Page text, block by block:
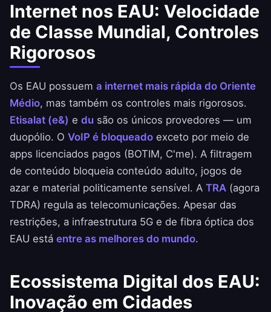
Internet nos EAU: Velocidade
de Classe Mundial, Controles
Rigorosos
Os EAU possuem a internet mais rápida do Oriente
Médio, mas também os controles mais rigorosos.
Etisalat (e&) e du são os únicos provedores — um
duopólio. O VoIP é bloqueado exceto por meio de
apps licenciados pagos (BOTIM, C'me). A filtragem
de conteúdo bloqueia conteúdo adulto, jogos de
azar e material politicamente sensível. A TRA (agora
TDRA) regula as telecomunicações. Apesar das
restrições, a infraestrutura 5G e de fibra óptica dos
EAU está entre as melhores do mundo.
Ecossistema Digital dos EAU:
Inovação em Cidades